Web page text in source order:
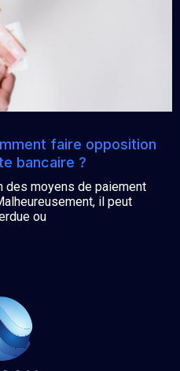
faire opposition
bancaire ?
des moyens de paiement
il peut
ou